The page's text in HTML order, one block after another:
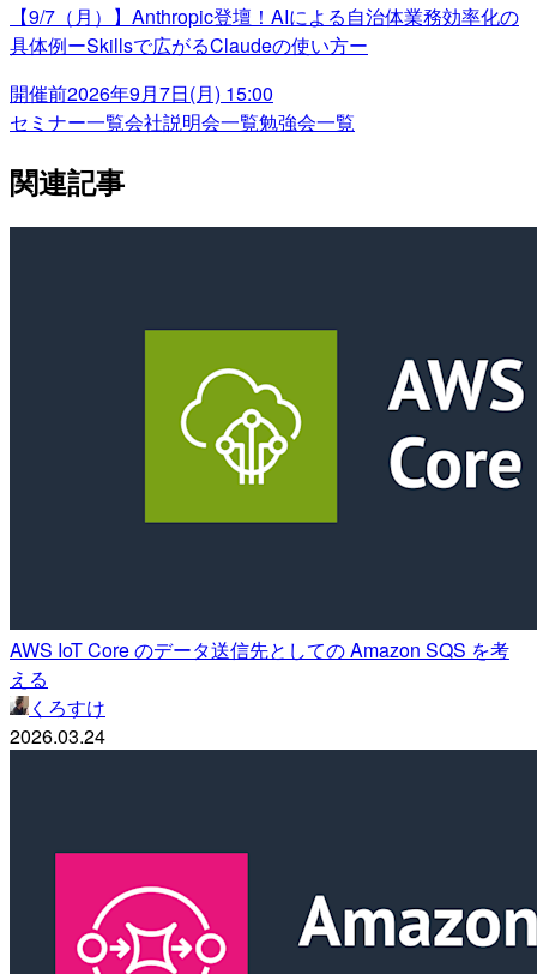
【9/7（月）】Anthropic登壇！AIによる自治体業務効率化の
具体例ーSkillsで広がるClaudeの使い方ー
開催前2026年9月7日(月) 15:00
セミナー一覧会社説明会一覧勉強会一覧
関連記事
AWS IoT Core のデータ送信先としての Amazon SQS を考
える
くろすけ
2026.03.24